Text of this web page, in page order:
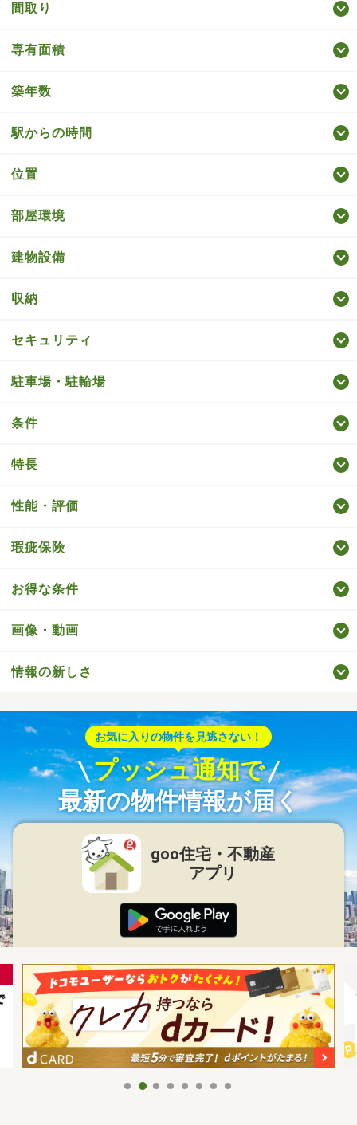
間取り
専有面積
築年数
駅からの時間
位置
部屋環境
建物設備
収納
セキュリティ
駐車場・駐輪場
条件
特長
性能・評価
瑕疵保険
お得な条件
画像・動画
情報の新しさ
お気に入りの物件を見逃さない！
プッシュ通知で
最新の物件情報が届く
goo住宅・不動産
アプリ